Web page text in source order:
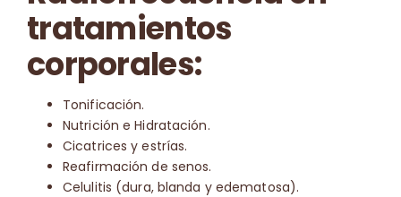
tratamientos
corporales:
Tonificación.
Nutrición e Hidratación.
Cicatrices y estrías.
Reafirmación de senos.
Celulitis (dura, blanda y edematosa).